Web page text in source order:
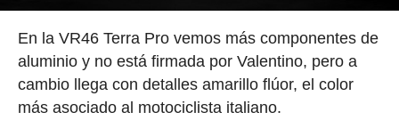
En la VR46 Terra Pro vemos más componentes de
aluminio y no está firmada por Valentino, pero a
cambio llega con detalles amarillo flúor, el color
más asociado al motociclista italiano.